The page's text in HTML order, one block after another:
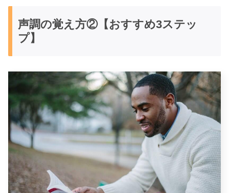
声調の覚え方②【おすすめ3ステッ
プ】